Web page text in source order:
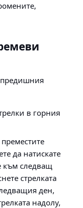
в горния
да натискате
към следващ
стрелката
ден,
надолу,